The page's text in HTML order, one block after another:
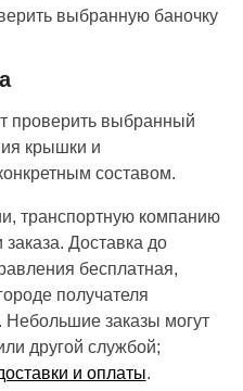
выбранную баночку
проверить выбранный
крышки и
составом.
транспортную компанию
Доставка до
бесплатная,
получателя
Небольшие заказы могут
другой службой;
и оплаты.